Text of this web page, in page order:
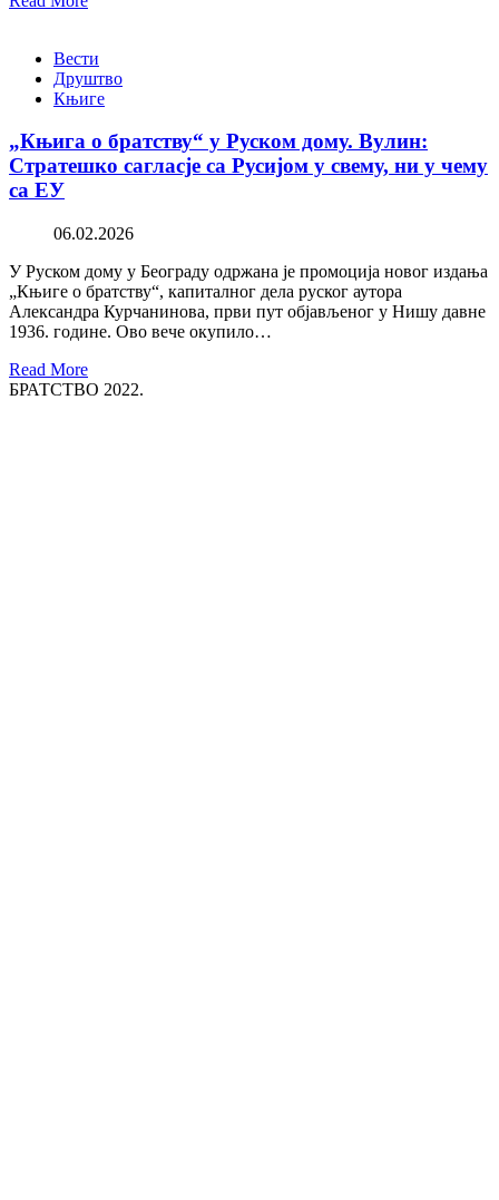
Вести
Друштво
Књиге
„Књига о братству“ у Руском дому. Вулин:
Стратешко сагласје са Русијом у свему, ни у чему
са ЕУ
06.02.2026
У Руском дому у Београду одржана је промоција новог издања
„Књиге о братству“, капиталног дела руског аутора
Александра Курчанинова, први пут објављеног у Нишу давне
1936. године. Ово вече окупило…
Read More
БРАТСТВО 2022.